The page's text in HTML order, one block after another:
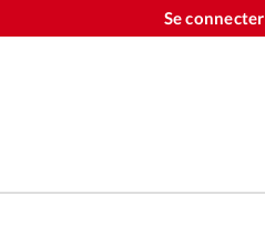
Se connecter